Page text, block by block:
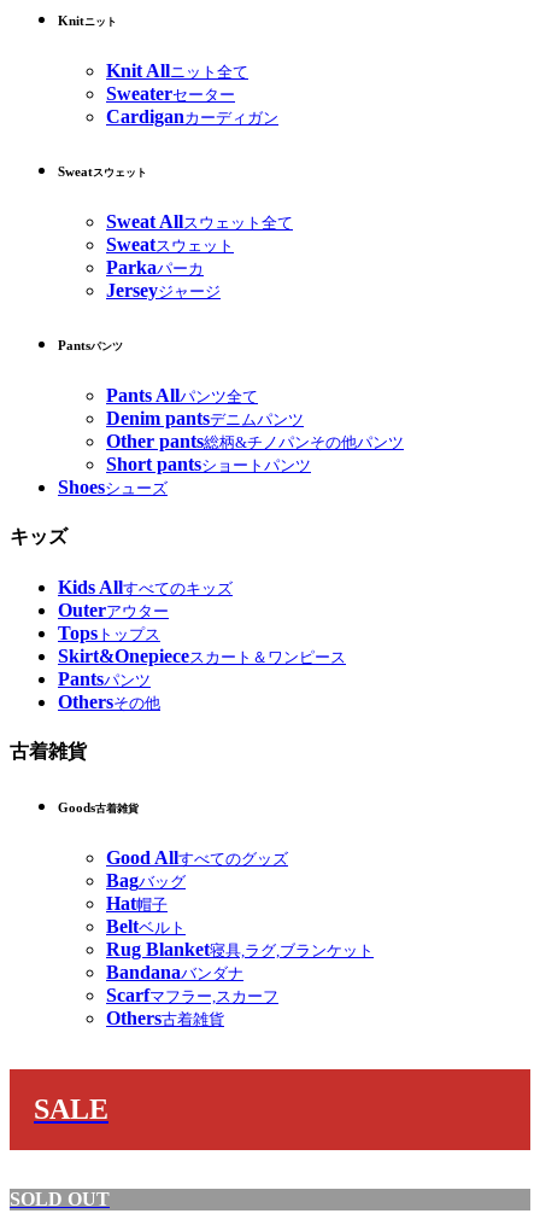
Knitニット
Knit Allニット全て
Sweaterセーター
Cardiganカーディガン
Sweatスウェット
Sweat Allスウェット全て
Sweatスウェット
Parkaパーカ
Jerseyジャージ
Pantsパンツ
Pants Allパンツ全て
Denim pantsデニムパンツ
Other pants総柄&チノパンその他パンツ
Short pantsショートパンツ
Shoesシューズ
キッズ
Kids Allすべてのキッズ
Outerアウター
Tops トップス
Skirt&Onepieceスカート＆ワンピース
Pantsパンツ
Othersその他
古着雑貨
Goods古着雑貨
Good Allすべてのグッズ
Bagバッグ
Hat帽子
Beltベルト
Rug Blanket寝具,ラグ,ブランケット
Bandanaバンダナ
Scarfマフラー,スカーフ
Others古着雑貨
SALE
SOLD OUT